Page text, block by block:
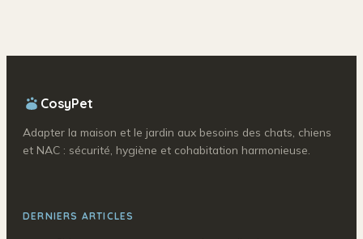
CosyPet
Adapter la maison et le jardin aux besoins des chats, chiens
et NAC : sécurité, hygiène et cohabitation harmonieuse.
DERNIERS ARTICLES